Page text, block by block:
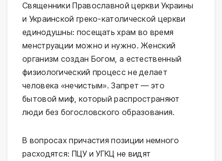
Священники Православной церкви Украины
и Украинской греко-католической церкви
единодушны: посещать храм во время
менструации можно и нужно. Женский
организм создан Богом, а естественный
физиологический процесс не делает
человека «нечистым». Запрет — это
бытовой миф, который распространяют
люди без богословского образования.
В вопросах причастия позиции немного
расходятся: ПЦУ и УГКЦ не видят